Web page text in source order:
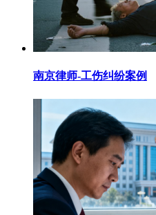
南京律师-工伤纠纷案例